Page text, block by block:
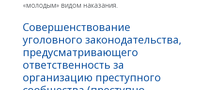
«молодым» видом наказания.
Совершенствование
уголовного законодательства,
предусматривающего
ответственность за
организацию преступного